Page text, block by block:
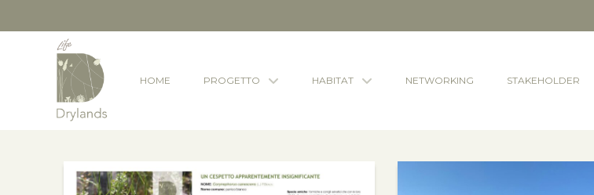
HOME PROGETTO HABITAT NETWORKING STAKEHOLDER